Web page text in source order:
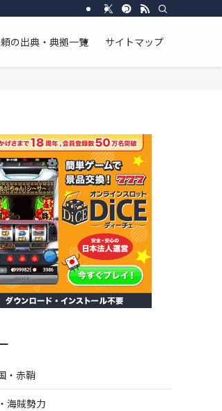
語全体の流れと整合性を重視した分析を行って
の出典・典拠一覧 サイトマップ
・赤鞘
海賊勢力